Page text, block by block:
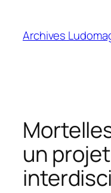
contenu
Archives
un